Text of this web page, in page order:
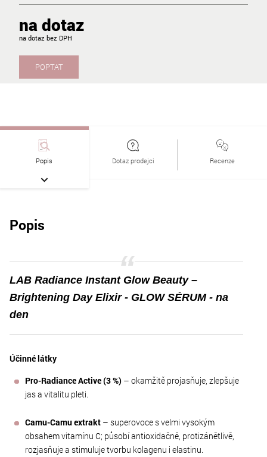
na dotaz
na dotaz
POPTAT
Popis Dotaz prodejci Recenze
Popis
LAB Radiance Instant Glow Beauty –
Brightening Day Elixir - GLOW SÉRUM - na
den
Účinné látky
Pro-Radiance Active (3 %) – okamžitě projasňuje, zlepšuje
jas a vitalitu pleti.
Camu-Camu extrakt – superovoce s velmi vysokým
obsahem vitamínu C; působí antioxidačně, protizánětlivě,
rozjasňuje a stimuluje tvorbu kolagenu i elastinu.